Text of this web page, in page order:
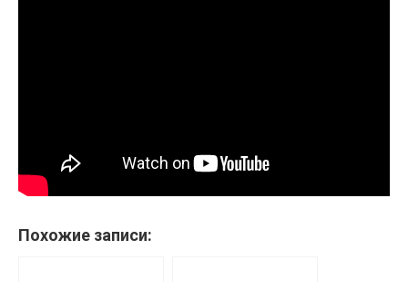
Похожие записи: